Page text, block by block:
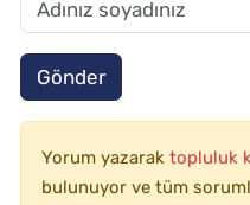
Gönder
Yorum yazarak topluluk
bulunuyor ve tüm